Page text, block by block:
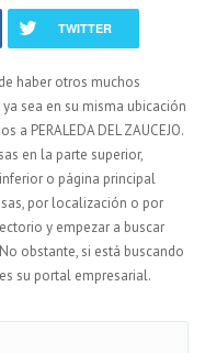
TWITTER
haber otros muchos
sea en su misma ubicación
PERALEDA DEL ZAUCEJO.
en la parte superior,
o página principal
por localización o por
y empezar a buscar
obstante, si está buscando
su portal empresarial.